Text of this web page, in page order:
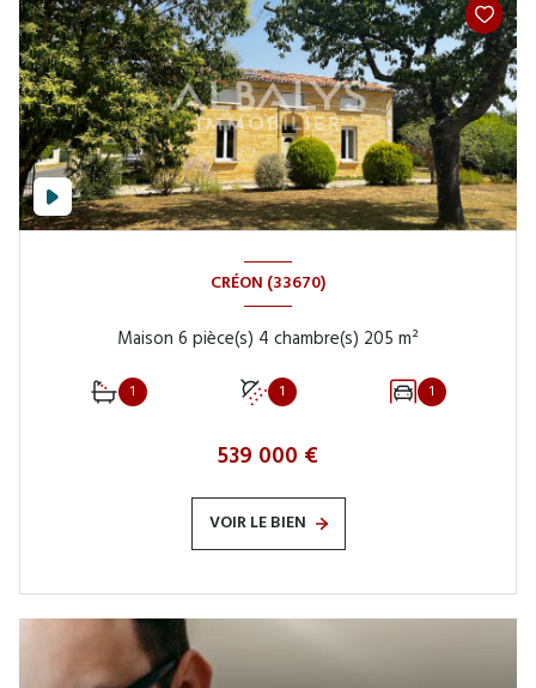
CRÉON (33670)
Maison 6 pièce(s) 4 chambre(s) 205 m²
1 1 1
539 000 €
VOIR LE BIEN